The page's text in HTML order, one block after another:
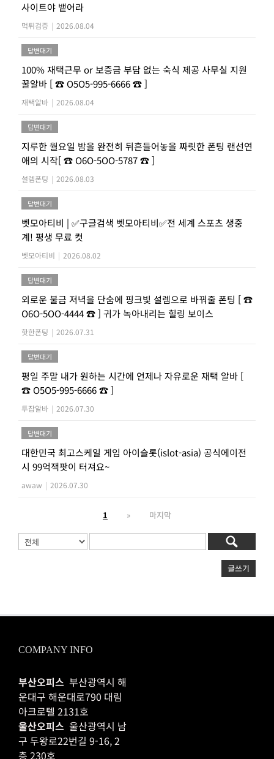
사이트야 뱉어라
먹튀검증 | 2026.08.04
답변대기
100% 재택근무 or 보증금 부담 없는 숙식 제공 사무실 지원
꿀알바 [ ☎ O5O5-995-6666 ☎ ]
재택알바 | 2026.08.04
답변대기
지루한 월요일 밤을 완전히 뒤흔들어놓을 짜릿한 폰팅 랜선연
애의 시작[ ☎ O6O-5OO-5787 ☎ ]
설렘폰팅 | 2026.08.03
답변대기
벳모아티비 | ✅구글검색 벳모아티비✅전 세계 스포츠 생중
계! 평생 무료 컷
벳모아티비 | 2026.08.02
답변대기
외로운 불금 저녁을 단숨에 핑크빛 설렘으로 바꿔줄 폰팅 [ ☎
O6O-5OO-4444 ☎ ] 귀가 녹아내리는 힐링 보이스
핫한폰팅 | 2026.07.31
답변대기
평일 주말 내가 원하는 시간에 언제나 자유로운 재택 알바 [
☎ O5O5-995-6666 ☎ ]
투잡알바 | 2026.07.30
답변대기
대한민국 최고스케일 게임 아이슬롯(islot-asia) 공식에이전
시 99억잭팟이 터져요~
awaw | 2026.07.30
1 » 마지막
글쓰기
COMPANY INFO
부산오피스 부산광역시 해
운대구 해운대로790 대림
아크로텔 2131호
울산오피스 울산광역시 남
구 두왕로22번길 9-16, 2
층 230호